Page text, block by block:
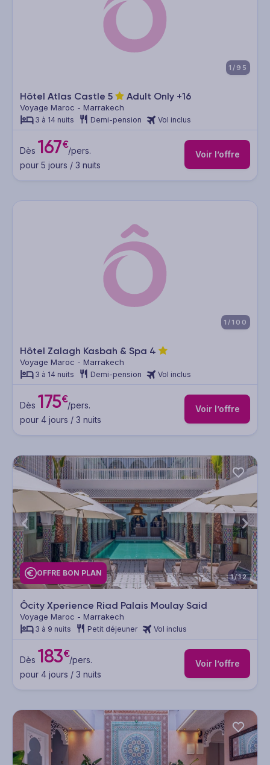
1/95
Hôtel Atlas Castle 5 Adult Only +16
Voyage Maroc - Marrakech
3 à 14 nuits Demi-pension Vol inclus
Dès 167€/pers.
pour 5 jours / 3 nuits
Voir l’offre
1/100
Hôtel Zalagh Kasbah & Spa 4
Voyage Maroc - Marrakech
3 à 14 nuits Demi-pension Vol inclus
Dès 175€/pers.
pour 4 jours / 3 nuits
Voir l’offre
OFFRE BON PLAN 1/12
Ôcity Xperience Riad Palais Moulay Said
Voyage Maroc - Marrakech
3 à 9 nuits Petit déjeuner Vol inclus
Dès 183€/pers.
pour 4 jours / 3 nuits
Voir l’offre